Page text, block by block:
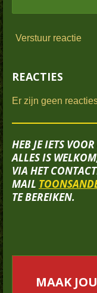
Verstuur reactie
REACTIES
Er zijn geen
HEB JE IETS
ALLES IS
VIA HET
MAIL
TE BEREIKEN.
MAAK